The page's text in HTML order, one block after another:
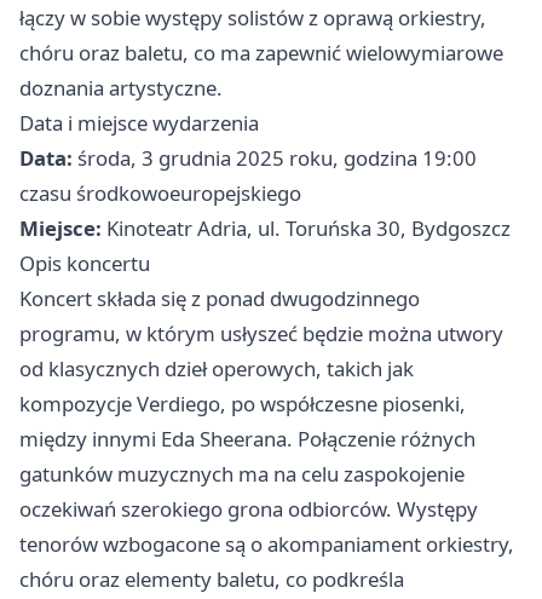
łączy w sobie występy solistów z oprawą orkiestry,
chóru oraz baletu, co ma zapewnić wielowymiarowe
doznania artystyczne.
Data i miejsce wydarzenia
Data: środa, 3 grudnia 2025 roku, godzina 19:00
czasu środkowoeuropejskiego
Miejsce: Kinoteatr Adria, ul. Toruńska 30, Bydgoszcz
Opis koncertu
Koncert składa się z ponad dwugodzinnego
programu, w którym usłyszeć będzie można utwory
od klasycznych dzieł operowych, takich jak
kompozycje Verdiego, po współczesne piosenki,
między innymi Eda Sheerana. Połączenie różnych
gatunków muzycznych ma na celu zaspokojenie
oczekiwań szerokiego grona odbiorców. Występy
tenorów wzbogacone są o akompaniament orkiestry,
chóru oraz elementy baletu, co podkreśla